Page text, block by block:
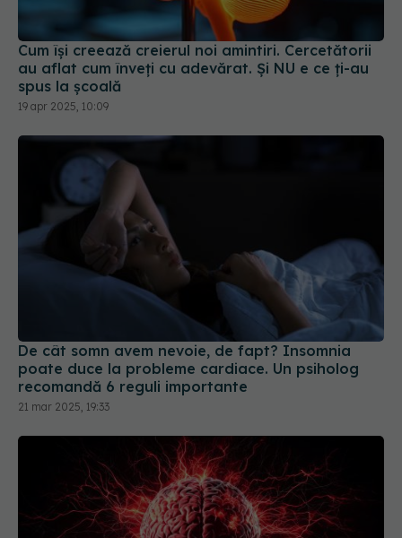
Cum își creează creierul noi amintiri. Cercetătorii
au aflat cum înveți cu adevărat. Și NU e ce ți-au
spus la școală
19 apr 2025, 10:09
De cât somn avem nevoie, de fapt? Insomnia
poate duce la probleme cardiace. Un psiholog
recomandă 6 reguli importante
21 mar 2025, 19:33